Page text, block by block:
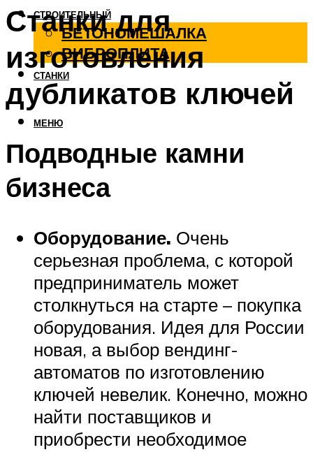
СТРОИТЕЛЬНЫЙ
БЕТОНОМЕШАЛКА
ВИБРОПЛИТА
СТАНКИ
МЕНЮ
Станки для
изготовления
дубликатов ключей
Подводные камни
бизнеса
Оборудование. Очень
серьезная проблема, с которой
предприниматель может
столкнуться на старте – покупка
оборудования. Идея для России
новая, а выбор вендинг-
автоматов по изготовлению
ключей невелик. Конечно, можно
найти поставщиков и
приобрести необходимое